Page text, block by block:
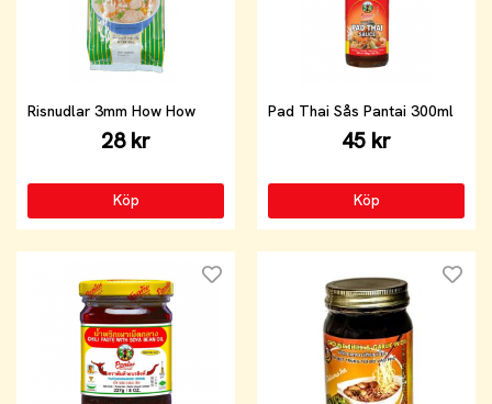
Risnudlar 3mm How How
28 kr
Köp
Pad Thai Sås Pantai 300ml
45 kr
Köp